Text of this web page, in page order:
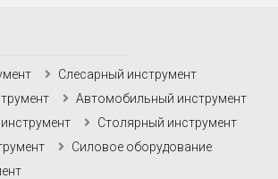
Слесарный инструмент
Автомобильный инструмент
Столярный инструмент
Силовое оборудование